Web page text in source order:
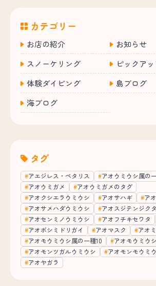
カテゴリー
お店の紹介
お知らせ
スノーケリング
ピックア
体験ダイビング
島ブログ
海ブログ
タグ
アエジレス・ペタリス
アオウミウシ属の
アオウミガメ
アオウミガメのタグ
アオクシエラウミウシ
アオサハギ
ア
アオサメハダウミウシ
アオスジテンジク
アオセンミノウミウシ
アオフチキセワタ
アオボシミドリガイ
アオマスク
アオ
アオモウミウシ属の一種10
アオモウミウ
アオモンツガルウミウシ
アオモンモウミ
アオヤガラ